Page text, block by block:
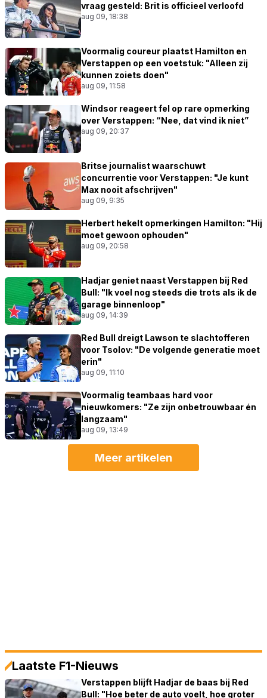
vraag gesteld: Brit is officieel verloofd
aug 09, 18:38
Voormalig coureur plaatst Hamilton en
Verstappen op een voetstuk: "Alleen zij
kunnen zoiets doen"
aug 09, 11:58
Windsor reageert fel op rare opmerking
over Verstappen: “Nee, dat vind ik niet”
aug 09, 20:37
Britse journalist waarschuwt
concurrentie voor Verstappen: "Je kunt
Max nooit afschrijven"
aug 09, 9:35
Herbert hekelt opmerkingen Hamilton: "Hij
moet gewoon ophouden"
aug 09, 20:58
Hadjar geniet naast Verstappen bij Red
Bull: "Ik voel nog steeds die trots als ik de
garage binnenloop"
aug 09, 14:39
Red Bull dreigt Lawson te slachtofferen
voor Tsolov: "De volgende generatie moet
erin"
aug 09, 11:10
Voormalig teambaas hard voor
nieuwkomers: "Ze zijn onbetrouwbaar én
langzaam"
aug 09, 13:49
Meer artikelen
Laatste F1-Nieuws
Verstappen blijft Hadjar de baas bij Red
Bull: "Hoe beter de auto voelt, hoe groter